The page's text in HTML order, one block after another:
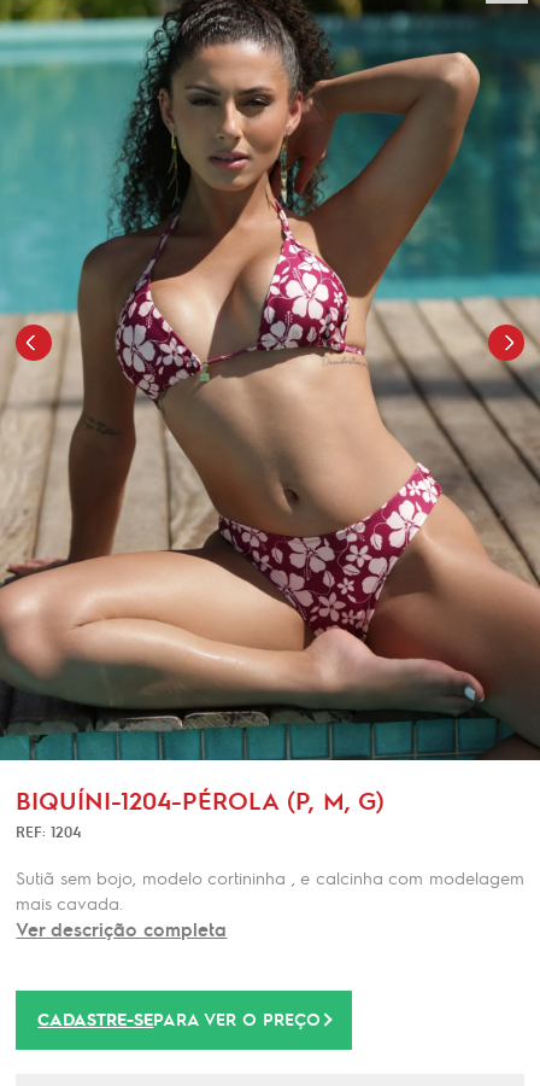
BIQUÍNI-1204-PÉROLA (P, M, G)
REF: 1204
Sutiã sem bojo, modelo cortininha , e calcinha com modelagem
mais cavada.
Ver descrição completa
CADASTRE-SEPARA VER O PREÇO